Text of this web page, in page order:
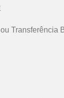
Transferência